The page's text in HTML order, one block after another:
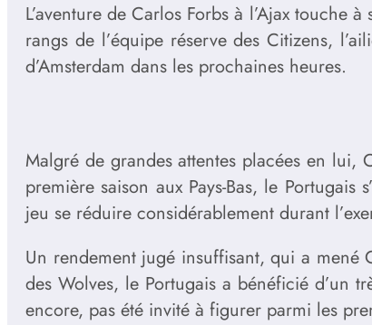
L’aventure de Carlos Forbs à l’Ajax
rangs de l’équipe réserve des Citizens,
d’Amsterdam dans les prochaines heures.
Malgré de grandes attentes placées en lui,
première saison aux Pays-Bas, le
jeu se réduire considérablement durant
Un rendement jugé insuffisant, qui a
des Wolves, le Portugais a bénéficié d’un
encore, pas été invité à figurer parmi les